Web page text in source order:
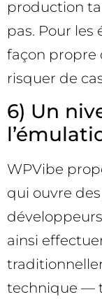
production
pas. Pour les
façon propre
risquer de
6) Un
WPVibe
qui ouvre
ainsi
technique —